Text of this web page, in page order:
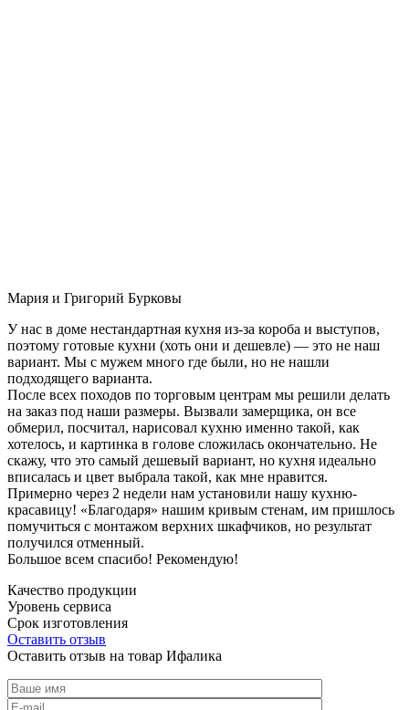
Мария и Григорий Бурковы
У нас в доме нестандартная кухня из-за короба и выступов,
поэтому готовые кухни (хоть они и дешевле) — это не наш
вариант. Мы с мужем много где были, но не нашли
подходящего варианта.
После всех походов по торговым центрам мы решили делать
на заказ под наши размеры. Вызвали замерщика, он все
обмерил, посчитал, нарисовал кухню именно такой, как
хотелось, и картинка в голове сложилась окончательно. Не
скажу, что это самый дешевый вариант, но кухня идеально
вписалась и цвет выбрала такой, как мне нравится.
Примерно через 2 недели нам установили нашу кухню-
красавицу! «Благодаря» нашим кривым стенам, им пришлось
помучиться с монтажом верхних шкафчиков, но результат
получился отменный.
Большое всем спасибо! Рекомендую!
Качество продукции
Уровень сервиса
Срок изготовления
Оставить отзыв
Оставить отзыв на товар Ифалика